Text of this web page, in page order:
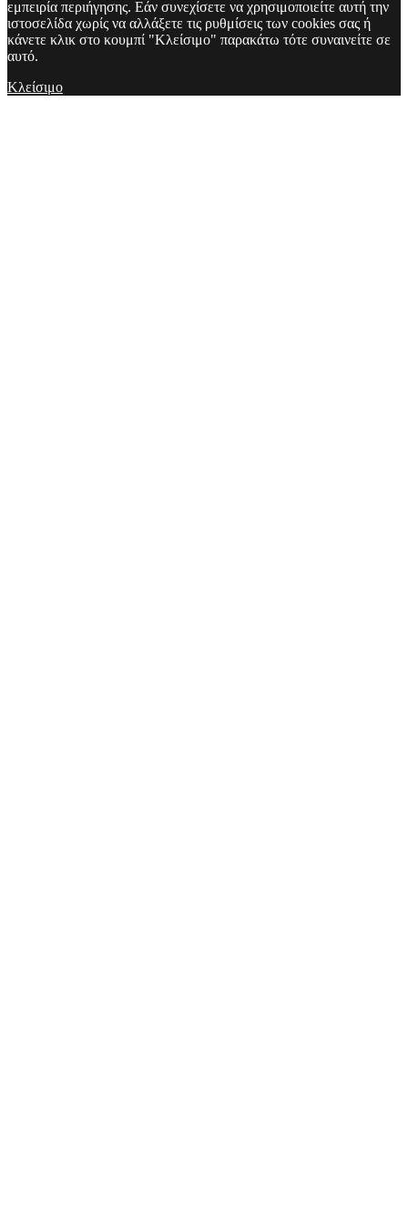
εμπειρία περιήγησης. Εάν συνεχίσετε να χρησιμοποιείτε αυτή την
ιστοσελίδα χωρίς να αλλάξετε τις ρυθμίσεις των cookies σας ή
κάνετε κλικ στο κουμπί "Κλείσιμο" παρακάτω τότε συναινείτε σε
αυτό.
Κλείσιμο